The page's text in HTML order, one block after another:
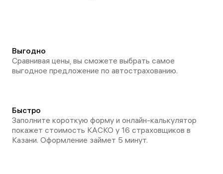
Выгодно
Сравнивая цены, вы сможете выбрать самое
выгодное предложение по автострахованию.
Быстро
Заполните короткую форму и онлайн-калькулятор
покажет стоимость КАСКО у 16 страховщиков в
Казани. Оформление займет 5 минут.